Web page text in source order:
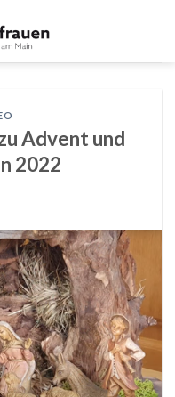
Advent und
2022